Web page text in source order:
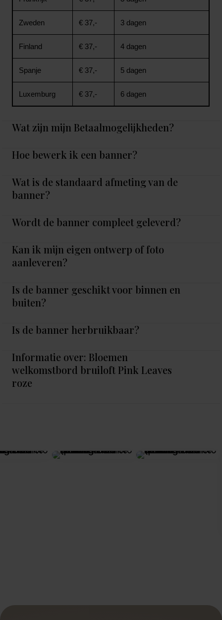
Zweden € 37,- 3 dagen
Finland € 37,- 4 dagen
Spanje € 37,- 5 dagen
Luxemburg € 37,- 6 dagen
Wat zijn mijn Betaalmogelijkheden?
Hoe bewerk ik een banner?
Wat is de standaard afmeting van de
banner?
Wordt de banner compleet geleverd?
Kan ik mijn eigen ontwerp of foto
aanleveren?
Is de banner geschikt voor binnen en
buiten?
Is de banner herbruikbaar?
Informatie over: Bloemen
welkomstbord bruiloft Pink Leaves
roze